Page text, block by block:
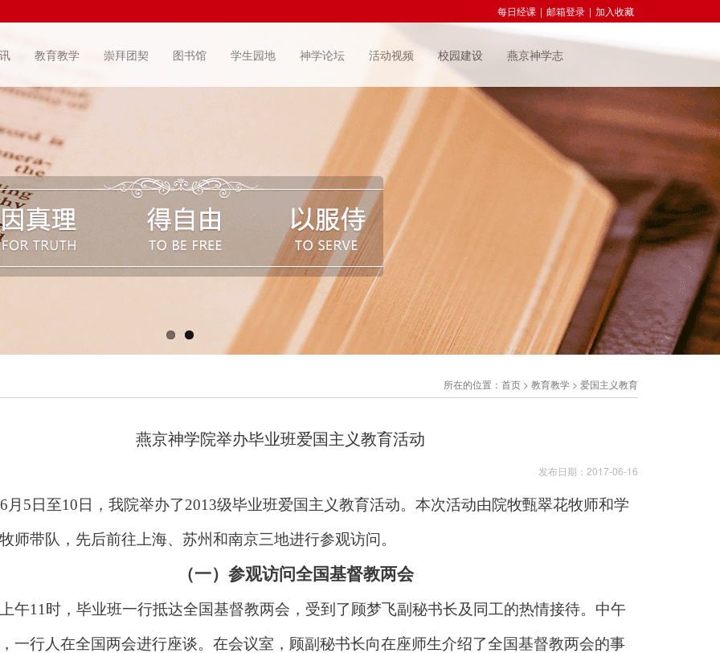
每日经课 | 邮箱登录 | 加入收藏
教育教学 崇拜团契 图书馆 学生园地 神学论坛 活动视频 校园建设 燕京神学志
所在的位置： 首页 > 教育教学 > 爱国主义教育
燕京神学院举办毕业班爱国主义教育活动
发布日期：2017-06-16
月5日至10日，我院举办了2013级毕业班爱国主义教育活动。本次活动由院牧甄翠花牧师和学
师带队，先后前往上海、苏州和南京三地进行参观访问。
（一）参观访问全国基督教两会
午11时，毕业班一行抵达全国基督教两会，受到了顾梦飞副秘书长及同工的热情接待。中午
一行人在全国两会进行座谈。在会议室，顾副秘书长向在座师生介绍了全国基督教两会的事